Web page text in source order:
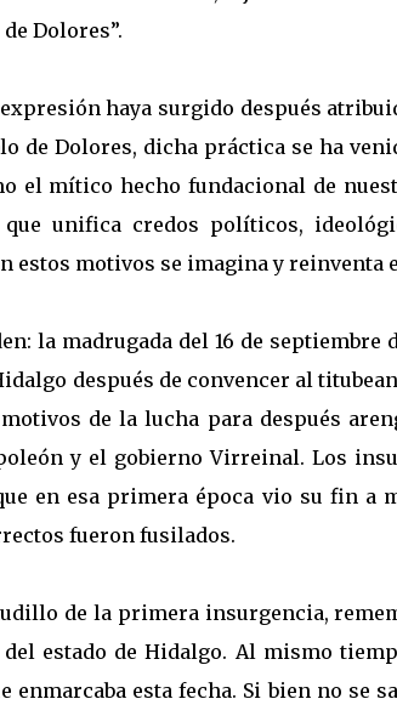
Dolores”.
haya surgido después
de Dolores, dicha práctica se ha
el mítico hecho fundacional de
unifica credos políticos,
estos motivos se imagina y reinventa
la madrugada del 16 de septiembre
después de convencer al
de la lucha para después
y el gobierno Virreinal. Los
en esa primera época vio su fin a
fueron fusilados.
de la primera insurgencia,
del estado de Hidalgo. Al mismo
enmarcaba esta fecha. Si bien no se